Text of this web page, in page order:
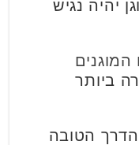
יהיה נגיש
ביותר
הטובה